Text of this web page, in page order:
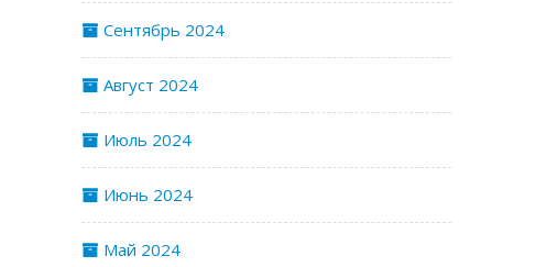
Сентябрь 2024
Август 2024
Июль 2024
Июнь 2024
Май 2024